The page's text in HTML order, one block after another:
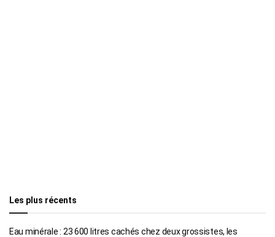
Les plus récents
Eau minérale : 23 600 litres cachés chez deux grossistes, les